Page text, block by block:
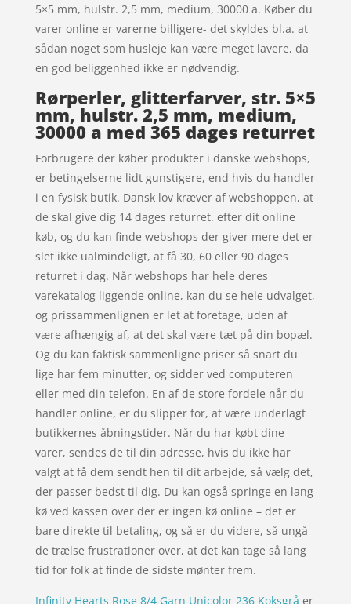
5×5 mm, hulstr. 2,5 mm, medium, 30000 a. Køber du
varer online er varerne billigere- det skyldes bl.a. at
sådan noget som husleje kan være meget lavere, da
en god beliggenhed ikke er nødvendig.
Rørperler, glitterfarver, str. 5×5
mm, hulstr. 2,5 mm, medium,
30000 a med 365 dages returret
Forbrugere der køber produkter i danske webshops,
er betingelserne lidt gunstigere, end hvis du handler
i en fysisk butik. Dansk lov kræver af webshoppen, at
de skal give dig 14 dages returret. efter dit online
køb, og du kan finde webshops der giver mere det er
slet ikke ualmindeligt, at få 30, 60 eller 90 dages
returret i dag. Når webshops har hele deres
varekatalog liggende online, kan du se hele udvalget,
og prissammenlignen er let at foretage, uden af
være afhængig af, at det skal være tæt på din bopæl.
Og du kan faktisk sammenligne priser så snart du
lige har fem minutter, og sidder ved computeren
eller med din telefon. En af de store fordele når du
handler online, er du slipper for, at være underlagt
butikkernes åbningstider. Når du har købt dine
varer, sendes de til din adresse, hvis du ikke har
valgt at få dem sendt hen til dit arbejde, så vælg det,
der passer bedst til dig. Du kan også springe en lang
kø ved kassen over der er ingen kø online – det er
bare direkte til betaling, og så er du videre, så ungå
de trælse frustrationer over, at det kan tage så lang
tid for folk at finde de sidste mønter frem.
Infinity Hearts Rose 8/4 Garn Unicolor 236 Koksgrå er